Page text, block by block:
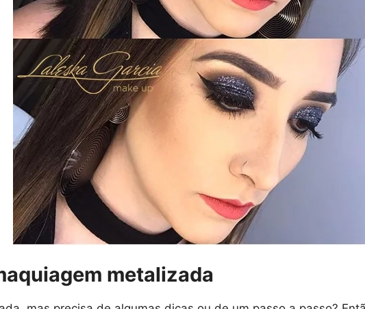
metalizada